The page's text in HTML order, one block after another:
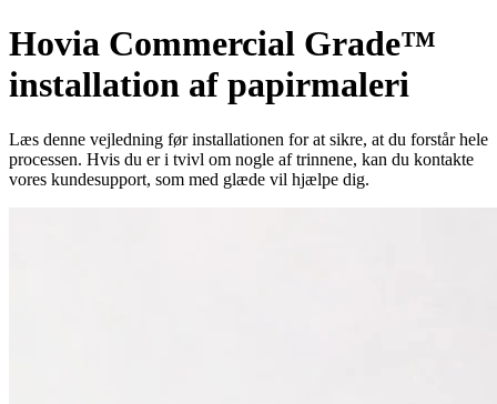
Hovia Commercial Grade™
installation af papirmaleri
Læs denne vejledning før installationen for at sikre, at du forstår hele
processen. Hvis du er i tvivl om nogle af trinnene, kan du kontakte
vores kundesupport, som med glæde vil hjælpe dig.